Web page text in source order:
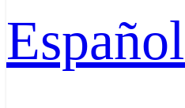
Español